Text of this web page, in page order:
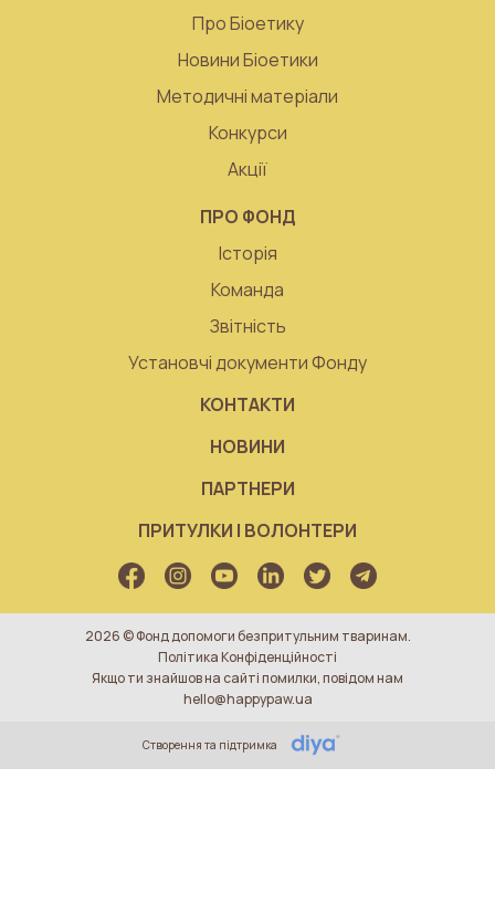
Про Біоетику
Новини Біоетики
Методичні матеріали
Конкурси
Акції
ПРО ФОНД
Історія
Команда
Звітність
Установчі документи Фонду
КОНТАКТИ
НОВИНИ
ПАРТНЕРИ
ПРИТУЛКИ І ВОЛОНТЕРИ
2026 © Фонд допомоги безпритульним тваринам.
Політика Конфіденційності
Якщо ти знайшов на сайті помилки, повідом нам
hello@happypaw.ua
Створення та підтримка